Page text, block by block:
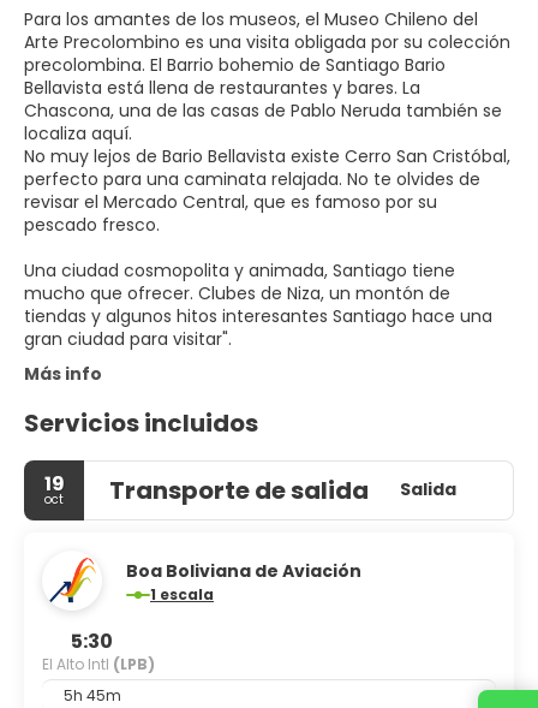
Para los amantes de los museos, el Museo Chileno del
Arte Precolombino es una visita obligada por su colección
precolombina. El Barrio bohemio de Santiago Bario
Bellavista está llena de restaurantes y bares. La
Chascona, una de las casas de Pablo Neruda también se
localiza aquí.
No muy lejos de Bario Bellavista existe Cerro San Cristóbal,
perfecto para una caminata relajada. No te olvides de
revisar el Mercado Central, que es famoso por su
pescado fresco.
Una ciudad cosmopolita y animada, Santiago tiene
mucho que ofrecer. Clubes de Niza, un montón de
tiendas y algunos hitos interesantes Santiago hace una
Más info
Servicios incluidos
19
oct Transporte de salida Salida
Boa Boliviana de Aviación
1 escala
5:30
El Alto Intl (LPB)
5h 45m